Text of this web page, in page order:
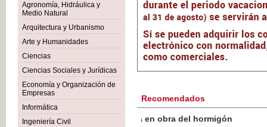
Agronomía, Hidráulica y
Medio Natural
Arquitectura y Urbanismo
Arte y Humanidades
Ciencias
Ciencias Sociales y Jurídicas
Economía y Organización de
Empresas
Informática
Ingeniería Civil
Recomendados
Botánica Agroalimentaria